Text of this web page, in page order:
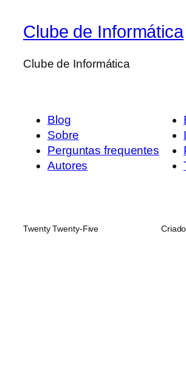
Clube de Informática
Clube de Informática
Blog
Sobre
Perguntas frequentes
Autores
Twenty Twenty-Five